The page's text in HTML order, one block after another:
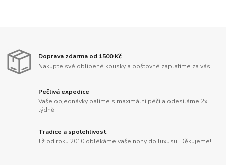
Doprava zdarma od 1500 Kč
Nakupte své oblíbené kousky a poštovné zaplatíme za vás.
Pečlivá expedice
Vaše objednávky balíme s maximální péčí a odesíláme 2x
týdně.
Tradice a spolehlivost
Již od roku 2010 oblékáme vaše nohy do luxusu. Děkujeme!